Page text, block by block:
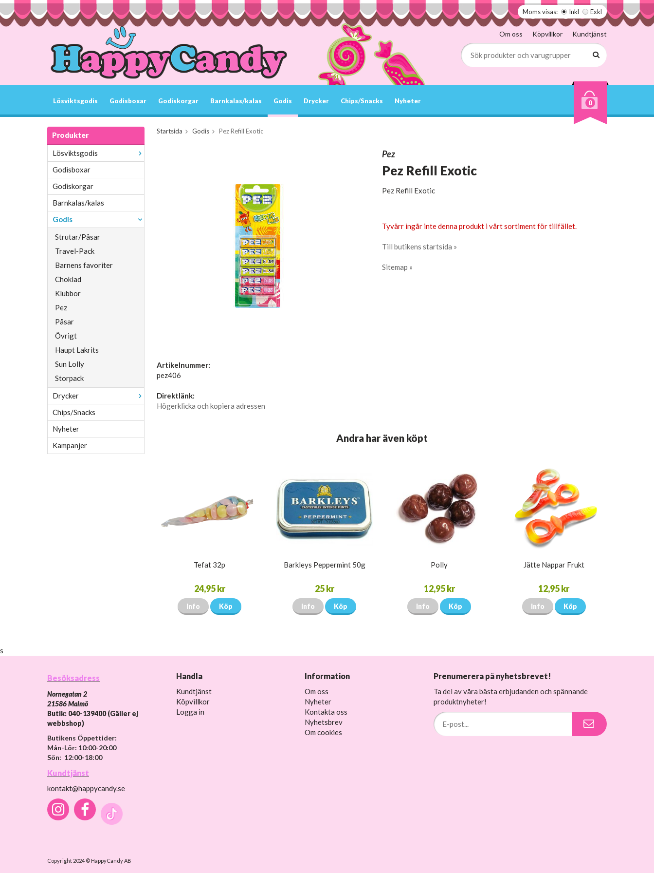
Moms visas: Inkl Exkl
Om oss Köpvillkor Kundtjänst
Lösviktsgodis Godisboxar Godiskorgar Barnkalas/kalas Godis Drycker Chips/Snacks Nyheter 0
Produkter
Lösviktsgodis
Godisboxar
Godiskorgar
Barnkalas/kalas
Godis
Strutar/Påsar
Travel-Pack
Barnens favoriter
Choklad
Klubbor
Pez
Påsar
Övrigt
Haupt Lakrits
Sun Lolly
Storpack
Drycker
Chips/Snacks
Nyheter
Kampanjer
Startsida Godis Pez Refill Exotic
Pez
Pez Refill Exotic
Pez Refill Exotic
Tyvärr ingår inte denna produkt i vårt sortiment för tillfället.
Till butikens startsida »
Sitemap »
Artikelnummer:
pez406
Direktlänk:
Högerklicka och kopiera adressen
Andra har även köpt
Tefat 32p
24,95 kr
Info Köp
Barkleys Peppermint 50g
25 kr
Info Köp
Polly
12,95 kr
Info Köp
Jätte Nappar Frukt
12,95 kr
Info Köp
s
Besöksadress
Nornegatan 2
21586 Malmö
Butik: 040-139400 (Gäller ej
webbshop)
Butikens Öppettider:
Mån-Lör: 10:00-20:00
Sön: 12:00-18:00
Kundtjänst
kontakt@happycandy.se
Copyright 2024 © HappyCandy AB
Handla
Kundtjänst
Köpvillkor
Logga in
Information
Om oss
Nyheter
Kontakta oss
Nyhetsbrev
Om cookies
Prenumerera på nyhetsbrevet!
Ta del av våra bästa erbjudanden och spännande
produktnyheter!